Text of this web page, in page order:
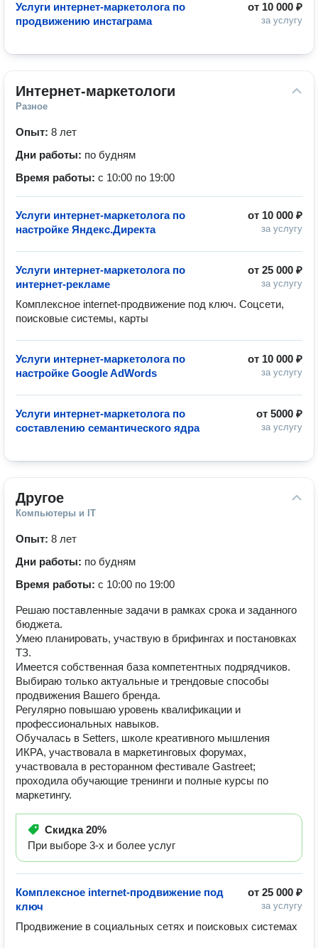
от 10 000 ₽
за услугу
Услуги интернет-маркетолога по
продвижению инстаграма
Интернет-маркетологи
Разное
Опыт: 8 лет
Дни работы: по будням
Время работы: с 10:00 по 19:00
от 10 000 ₽
за услугу
Услуги интернет-маркетолога по
настройке Яндекс.Директа
от 25 000 ₽
за услугу
Услуги интернет-маркетолога по
интернет-рекламе
Комплексное internet-продвижение под ключ. Соцсети,
поисковые системы, карты
от 10 000 ₽
за услугу
Услуги интернет-маркетолога по
настройке Google AdWords
от 5000 ₽
за услугу
Услуги интернет-маркетолога по
составлению семантического ядра
Другое
Компьютеры и IT
Опыт: 8 лет
Дни работы: по будням
Время работы: с 10:00 по 19:00
Решаю поставленные задачи в рамках срока и заданного
бюджета.
Умею планировать, участвую в брифингах и постановках
ТЗ.
Имеется собственная база компетентных подрядчиков.
Выбираю только актуальные и трендовые способы
продвижения Вашего бренда.
Регулярно повышаю уровень квалификации и
профессиональных навыков.
Обучалась в Setters, школе креативного мышления
ИКРА, участвовала в маркетинговых форумах,
участвовала в ресторанном фестивале Gastreet;
проходила обучающие тренинги и полные курсы по
маркетингу.
Скидка20%
При выборе 3-х и более услуг
от 25 000 ₽
за услугу
Комплексное internet-продвижение под
ключ
Продвижение в социальных сетях и поисковых системах